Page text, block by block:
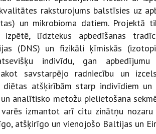
raksturojums balstīsies uz
un mikrobioma datiem. Projektā
izpētē, līdztekus apbedīšanas
(DNS) un fizikāli ķīmiskās
indivīdu, gan
savstarpējo radniecību un
atšķirībām starp indivīdiem
analītisko metožu pielietošana
izmantot arī citu zinātņu
atšķirīgo un vienojošo Baltijas un